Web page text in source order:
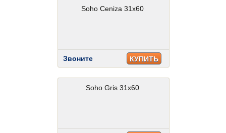
Soho Ceniza 31x60
Звоните КУПИТЬ
Soho Gris 31x60